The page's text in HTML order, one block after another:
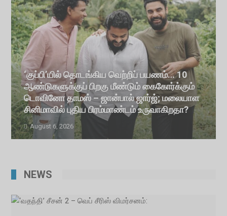
‘குப்பி’யில் தொடங்கிய வெற்றிப் பயணம்… 10
ஆண்டுகளுக்குப் பிறகு மீண்டும் கைகோர்க்கும்
டொவினோ தாமஸ் – ஜான்பால் ஜார்ஜ்; மலையாள
சினிமாவில் புதிய பிரம்மாண்டம் உருவாகிறதா?
August 6, 2026
NEWS